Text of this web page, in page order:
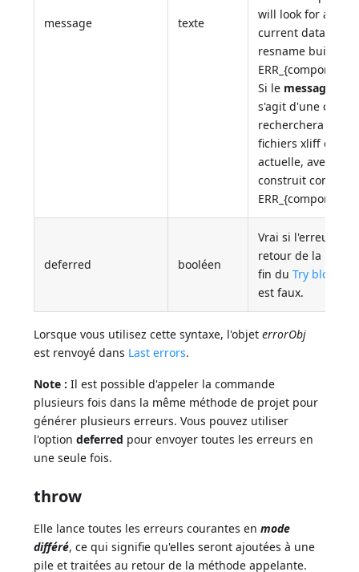
message texte
will look for a
current database
resname built as
Si le message
s'agit d'une
recherchera une
fichiers xliff de la
actuelle, avec un
construit comme
deferred booléen
Vrai si l'erreur
retour de la
fin duTry block
est faux.
Lorsque vous utilisez cette syntaxe, l'objeterrorObj
est renvoyé dans Last errors.
Note : Il est possible d'appeler la commande
plusieurs fois dans la même méthode de projet pour
générer plusieurs erreurs. Vous pouvez utiliser
l'optiondeferred pour envoyer toutes les erreurs en
une seule fois.
throw
Elle lance toutes les erreurs courantes enmode
différé, ce qui signifie qu'elles seront ajoutées à une
pile et traitées au retour de la méthode appelante.